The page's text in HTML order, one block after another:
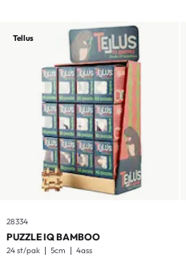
Tellus
28334
PUZZLE IQ BAMBOO
24 st/pak 5cm 4ass